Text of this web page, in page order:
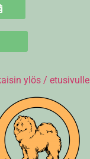
ylös / etusivulle